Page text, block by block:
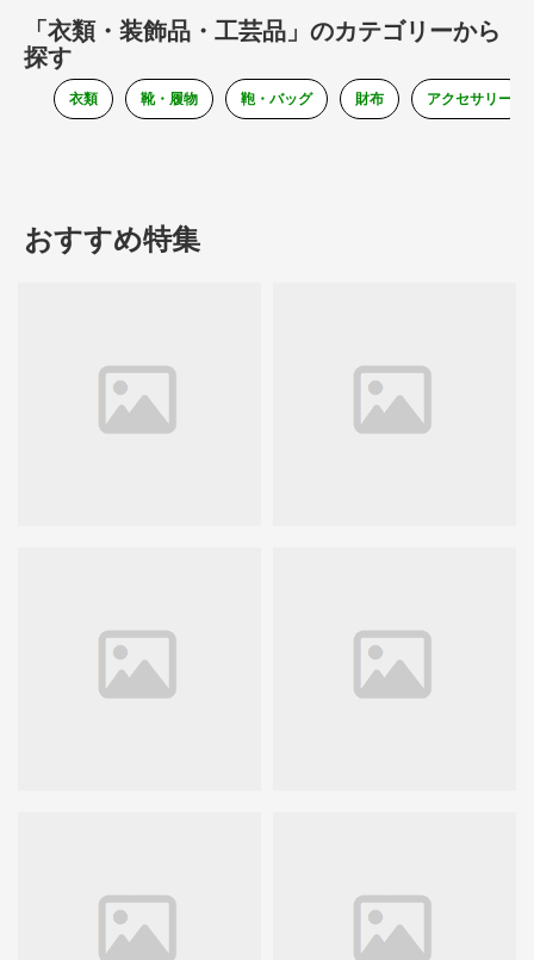
「衣類・装飾品・工芸品」のカテゴリーから
探す
衣類 靴・履物 鞄・バッグ 財布 アクセサリー
おすすめ特集